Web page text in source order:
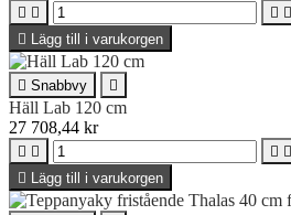
   
 Lägg till i varukorgen
 Snabbvy 
Häll Lab 120 cm
27 708,44 kr
   
 Lägg till i varukorgen